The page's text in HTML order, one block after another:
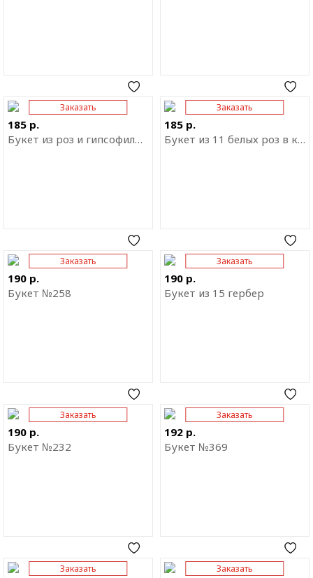
Заказать
185 р.
Букет из роз и гипсофилы "Счастье в мелочах"
Отправить ссылку на
Заказать
185 р.
Букет из 11 белых роз в крафте
Отправить ссылку на
Заказать
190 р.
Букет №258
Отправить ссылку на
Заказать
190 р.
Букет из 15 гербер
Отправить ссылку на
Заказать
190 р.
Букет №232
Отправить ссылку на
Заказать
192 р.
Букет №369
Отправить ссылку на
Заказать
Отправить ссылку на
Заказать
Отправить ссылку на